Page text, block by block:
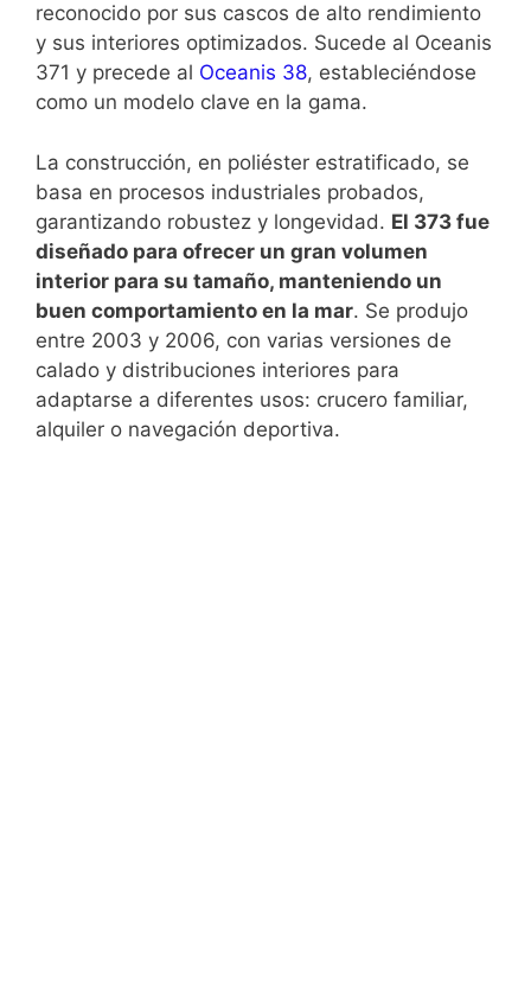
reconocido por sus cascos de alto rendimiento
y sus interiores optimizados. Sucede al Oceanis
371 y precede al Oceanis 38, estableciéndose
como un modelo clave en la gama.
La construcción, en poliéster estratificado, se
basa en procesos industriales probados,
garantizando robustez y longevidad. El 373 fue
diseñado para ofrecer un gran volumen
interior para su tamaño, manteniendo un
buen comportamiento en la mar. Se produjo
entre 2003 y 2006, con varias versiones de
calado y distribuciones interiores para
adaptarse a diferentes usos: crucero familiar,
alquiler o navegación deportiva.